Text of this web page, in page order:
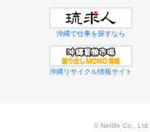
沖縄で仕事を探すなら
沖縄リサイクル情報サイト
© Netlife Co., Ltd.